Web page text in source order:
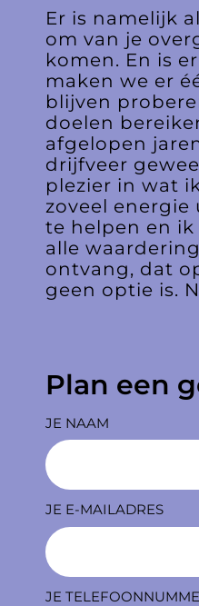
Er is namelijk
om van je
komen. En is
maken we er
blijven
doelen
afgelopen
drijfveer
plezier in wat
zoveel energie
te helpen en
alle
ontvang, dat
geen optie is.
Plan een
JE NAAM
JE E-MAILADRES
JE